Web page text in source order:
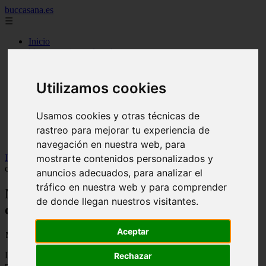
Utilizamos cookies
Usamos cookies y otras técnicas de
rastreo para mejorar tu experiencia de
navegación en nuestra web, para
mostrarte contenidos personalizados y
anuncios adecuados, para analizar el
tráfico en nuestra web y para comprender
de donde llegan nuestros visitantes.
Aceptar
Rechazar
buccasana.es
☰
Inicio
blanqueamiento dental
hongos en la boca
implantes dentales
mal aliento
remedio casero para
tipos de brackets
Inicio
dientes >Más allá del azúcar: El auténtico origen de las
caries dentales
Más allá del azúcar: El auténtico origen
de las caries dentales
📅 10/06/2026
Durante décadas, el azúcar ha cargado con la culpa de ser el